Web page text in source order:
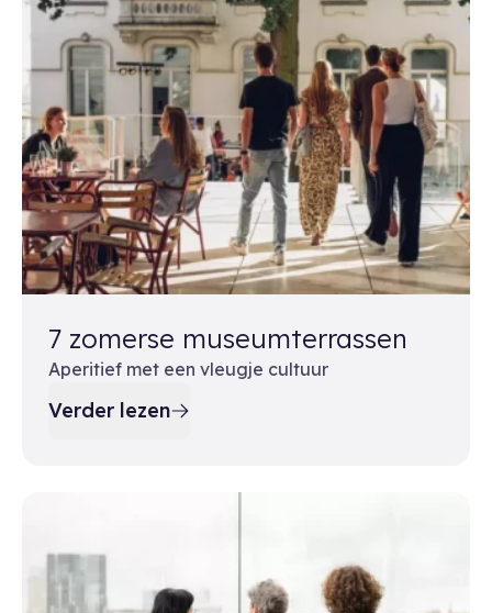
7 zomerse museumterrassen
Aperitief met een vleugje cultuur
Verder lezen